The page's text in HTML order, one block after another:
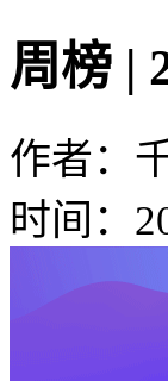
周榜 |
作者：
时间：